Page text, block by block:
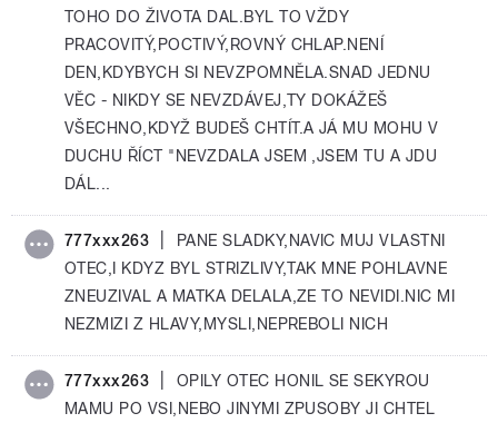
TOHO DO ŽIVOTA DAL.BYL TO VŽDY
PRACOVITÝ,POCTIVÝ,ROVNÝ CHLAP.NENÍ
DEN,KDYBYCH SI NEVZPOMNĚLA.SNAD JEDNU
VĚC - NIKDY SE NEVZDÁVEJ,TY DOKÁŽEŠ
VŠECHNO,KDYŽ BUDEŠ CHTÍT.A JÁ MU MOHU V
DUCHU ŘÍCT "NEVZDALA JSEM ,JSEM TU A JDU
DÁL...
777xxx263
PANE SLADKY,NAVIC MUJ VLASTNI
OTEC,I KDYZ BYL STRIZLIVY,TAK MNE POHLAVNE
ZNEUZIVAL A MATKA DELALA,ZE TO NEVIDI.NIC MI
NEZMIZI Z HLAVY,MYSLI,NEPREBOLI NICH
777xxx263
OPILY OTEC HONIL SE SEKYROU
MAMU PO VSI,NEBO JINYMI ZPUSOBY JI CHTEL